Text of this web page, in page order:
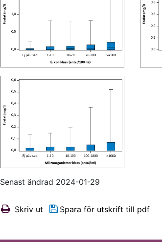
Senast ändrad 2024-01-29
Skriv ut Spara för utskrift till pdf